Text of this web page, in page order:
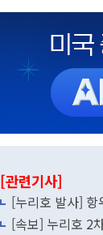
[관련기사]
[누리호 발사]
[속보] 누리호 2